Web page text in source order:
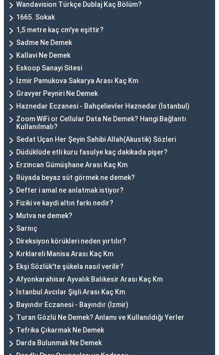
Wandavision Türkçe Dublaj Kaç Bölüm?
1665. Sokak
1,5 metre kaç cm'ye eşittir?
Sadme Ne Demek
Kallavi Ne Demek
Eskoop Sanayi Sitesi
İzmir Pamukova Sakarya Arası Kaç Km
Gravyer Peyniri Ne Demek
Haznedar Eczanesi - Bahçelievler Haznedar (İstanbul)
Zoom WiFi or Cellular Data Ne Demek? Hangi Bağlantı
Kullanılmalı?
Sedat Uçan Her Şeyin Sahibi Allah(Akustik) Sözleri
Düdüklüde etli kuru fasulye kaç dakikada pişer?
Erzincan Gümüşhane Arası Kaç Km
Rüyada beyaz süt görmek ne demek?
Defter i amal ne anlatmak istiyor?
Fiziki ve kaydi altın farkı nedir?
Mutva ne demek?
Sarnıç
Direksiyon körükleri neden yırtılır?
Kırklareli Manisa Arası Kaç Km
Ekşi Sözlük'te şükela nasıl verilir?
Afyonkarahisar Ayvalık Balıkesir Arası Kaç Km
İstanbul Avcılar Şişli Arası Kaç Km
Bayındır Eczanesi - Bayındır (İzmir)
Turan Gözlü Ne Demek? Anlamı ve Kullanıldığı Yerler
Tefrika Çıkarmak Ne Demek
Darda Bulunmak Ne Demek